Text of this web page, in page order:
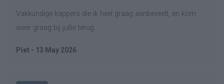
Vakkundige kappers die ik heel graag aanbeveelt, en kom
weer graag bij jullie terug.
Piet - 13 May 2026